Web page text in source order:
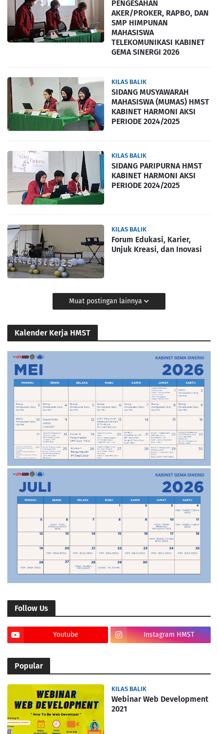
PENGESAHAN
AKER/PROKER, RAPBO, DAN
SMP HIMPUNAN
MAHASISWA
TELEKOMUNIKASI KABINET
GEMA SINERGI 2026
KILAS BALIK
SIDANG MUSYAWARAH
MAHASISWA (MUMAS) HMST
KABINET HARMONI AKSI
PERIODE 2024/2025
KILAS BALIK
SIDANG PARIPURNA HMST
KABINET HARMONI AKSI
PERIODE 2024/2025
KILAS BALIK
Forum Edukasi, Karier,
Unjuk Kreasi, dan Inovasi
Muat postingan lainnya
Kalender Kerja HMST
Follow Us
Youtube Instagram HMST
Popular
KILAS BALIK
Webinar Web Development
2021